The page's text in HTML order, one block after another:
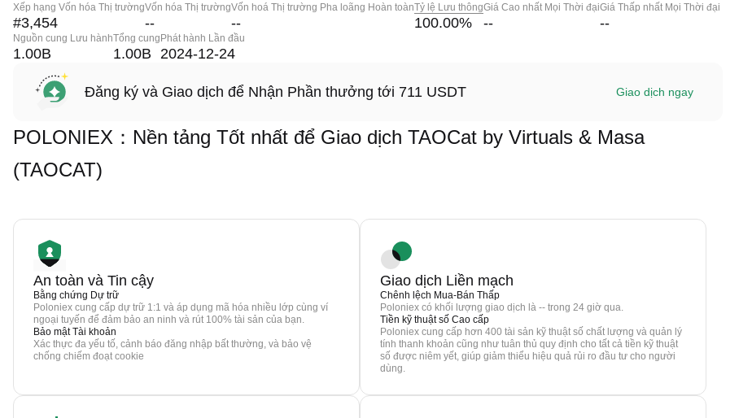
Xếp hạng Vốn hóa Thị trường
#3,454
Vốn hóa Thị trường
--
Vốn hoá Thị trường Pha loãng Hoàn toàn
--
Tỷ lệ Lưu thông
100.00%
Giá Cao nhất Mọi Thời đại
--
Giá Thấp nhất Mọi Thời đại
--
Nguồn cung Lưu hành
1.00B
Tổng cung
1.00B
Phát hành Lần đầu
2024-12-24
Đăng ký và Giao dịch để Nhận Phần thưởng tới 711 USDT Giao dịch ngay
POLONIEX：Nền tảng Tốt nhất để Giao dịch TAOCat by Virtuals & Masa
(TAOCAT)
An toàn và Tin cậy
Bằng chứng Dự trữ
Poloniex cung cấp dự trữ 1:1 và áp dụng mã hóa nhiều lớp cùng ví
ngoại tuyến để đảm bảo an ninh và rút 100% tài sản của bạn.
Bảo mật Tài khoản
Xác thực đa yếu tố, cảnh báo đăng nhập bất thường, và bảo vệ
chống chiếm đoạt cookie
Giao dịch Liền mạch
Chênh lệch Mua-Bán Thấp
Poloniex có khối lượng giao dịch là -- trong 24 giờ qua.
Tiền kỹ thuật số Cao cấp
Poloniex cung cấp hơn 400 tài sản kỹ thuật số chất lượng và quản lý
tính thanh khoản cũng như tuân thủ quy định cho tất cả tiền kỹ thuật
số được niêm yết, giúp giảm thiểu hiệu quả rủi ro đầu tư cho người
dùng.